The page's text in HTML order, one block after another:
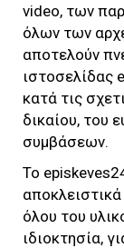
video, των
όλων των
αποτελούν
ιστοσελίδας
κατά τις
δικαίου, του
συμβάσεων.
Το
όλου του
ιδιοκτησία,